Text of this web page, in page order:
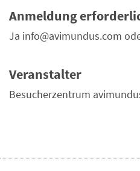
Anmeldung
Ja info@avimundus.com
Veranstalter
Besucherzentrum